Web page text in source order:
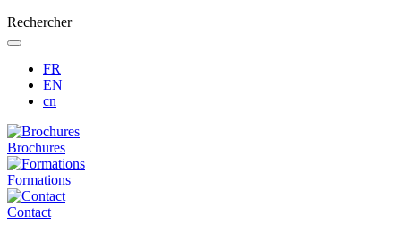
Rechercher
FR
EN
cn
Brochures
Formations
Contact